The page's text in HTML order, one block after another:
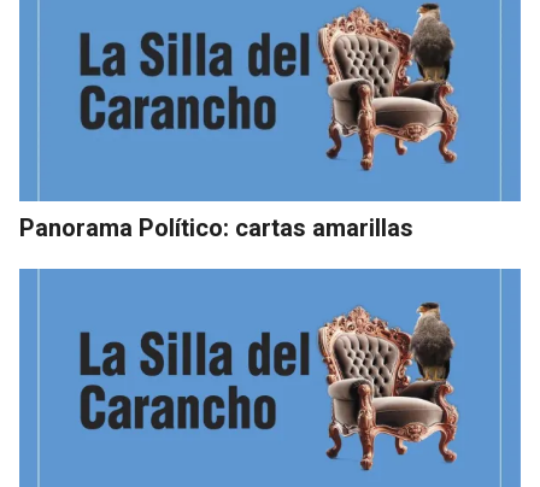
Panorama Político: cartas amarillas